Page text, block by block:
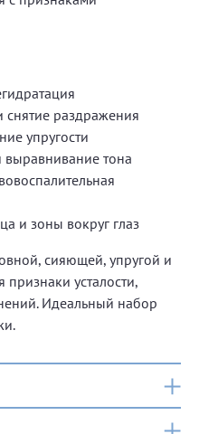
раздражения
упругости
выравнивание тона
и зоны вокруг глаз
сияющей, упругой и
усталости,
Идеальный набор